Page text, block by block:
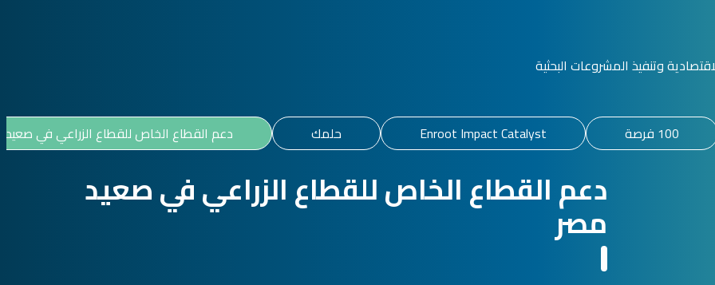
وتنفيذ المشروعات البحثية
100 فرصة Enroot Impact Catalyst حلمك دعم القطاع الخاص للقطاع الزراعي في
دعم القطاع الخاص للقطاع الزراعي في صعيد
مصر